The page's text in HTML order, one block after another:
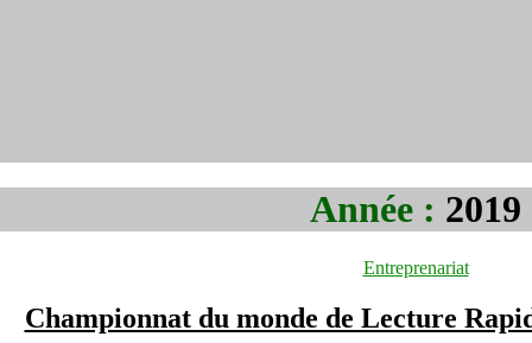
Année : 2019
Catégories
Entreprenariat
Championnat du monde de Lecture